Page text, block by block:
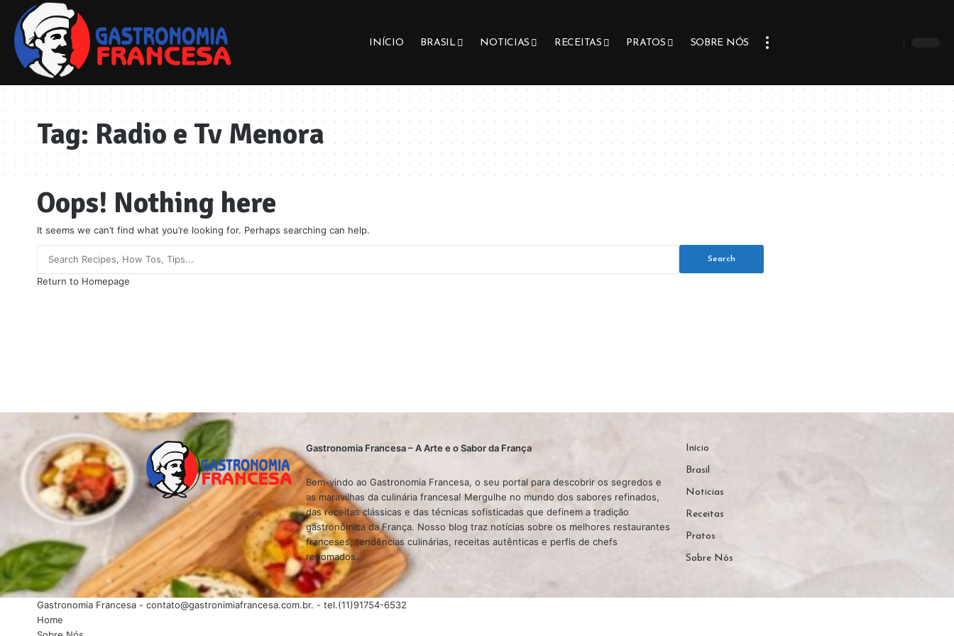
INÍCIO BRASIL NOTICIAS RECEITAS PRATOS SOBRE NÓS
Tag:Radio e Tv Menora
Oops! Nothing here
It seems we can’t find what you’re looking for. Perhaps searching can help.
Return to Homepage
Gastronomia Francesa – A Arte e o Sabor da França
Bem-vindo ao Gastronomia Francesa, o seu portal para descobrir os segredos e
as maravilhas da culinária francesa! Mergulhe no mundo dos sabores refinados,
das receitas clássicas e das técnicas sofisticadas que definem a tradição
gastronômica da França. Nosso blog traz notícias sobre os melhores restaurantes
franceses, tendências culinárias, receitas autênticas e perfis de chefs
renomados.
Início
Brasil
Noticias
Receitas
Pratos
Sobre Nós
Gastronomia Francesa - contato@gastronimiafrancesa.com.br. - tel.(11)91754-6532
Home